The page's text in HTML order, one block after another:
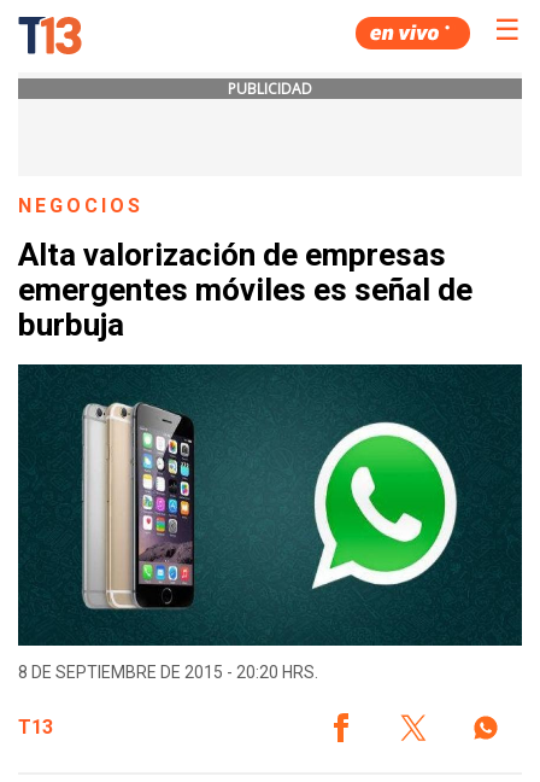
☰
PUBLICIDAD
NEGOCIOS
Alta valorización de empresas
emergentes móviles es señal de
burbuja
8 DE SEPTIEMBRE DE 2015 - 20:20 HRS.
T13